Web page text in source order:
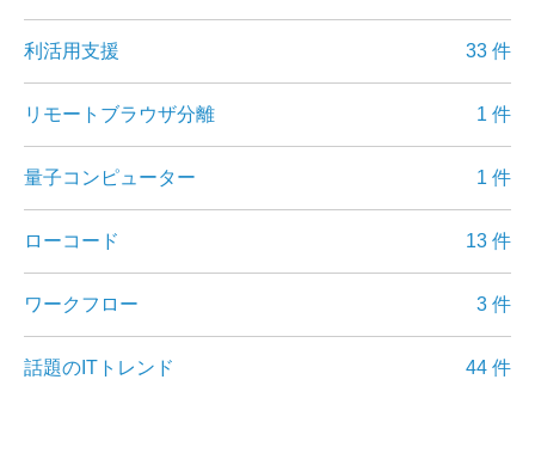
利活用支援 33 件
リモートブラウザ分離 1 件
量子コンピューター 1 件
ローコード 13 件
ワークフロー 3 件
話題のITトレンド 44 件